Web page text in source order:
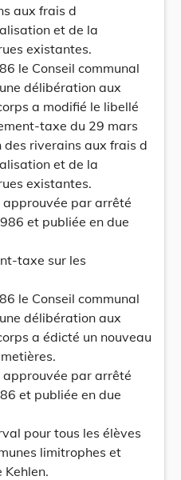
aux frais d
et de la
existantes.
le Conseil communal
délibération aux
a modifié le libellé
taxe du 29 mars
riverains aux frais d
et de la
existantes.
par arrêté
et publiée en due
taxe sur les
le Conseil communal
délibération aux
a édicté un nouveau
par arrêté
et publiée en due
pour tous les élèves
limitrophes et